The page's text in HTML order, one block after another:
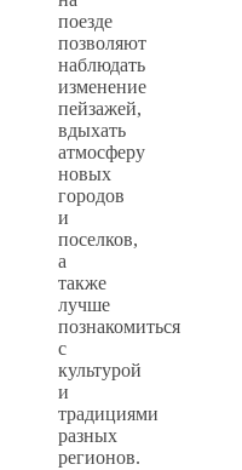
поезде
позволяют
наблюдать
изменение
пейзажей,
вдыхать
атмосферу
новых
городов
и
поселков,
а
также
лучше
познакомиться
с
культурой
и
традициями
разных
регионов.